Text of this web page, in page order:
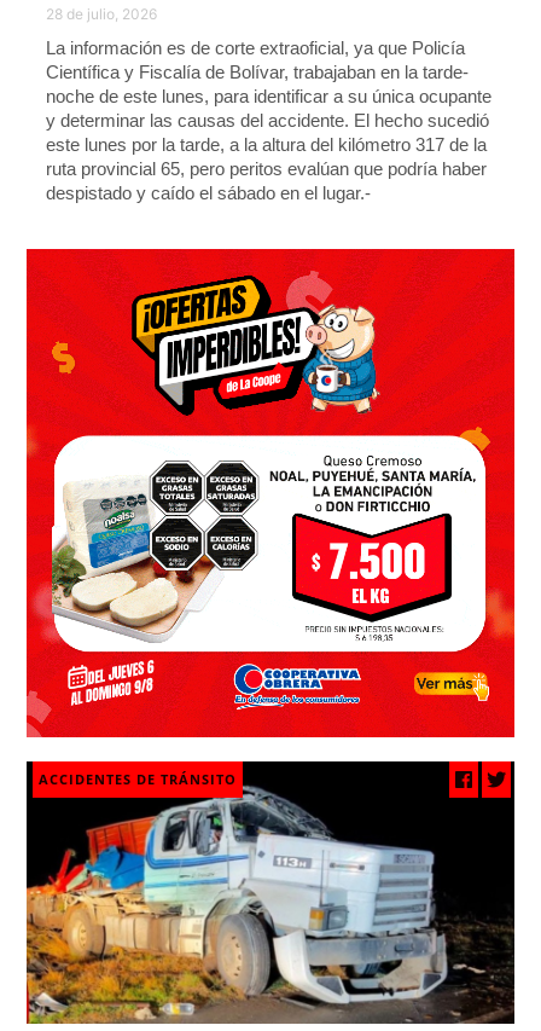
28 de julio, 2026
La información es de corte extraoficial, ya que Policía
Científica y Fiscalía de Bolívar, trabajaban en la tarde-
noche de este lunes, para identificar a su única ocupante
y determinar las causas del accidente. El hecho sucedió
este lunes por la tarde, a la altura del kilómetro 317 de la
ruta provincial 65, pero peritos evalúan que podría haber
despistado y caído el sábado en el lugar.-
ACCIDENTES DE TRÁNSITO